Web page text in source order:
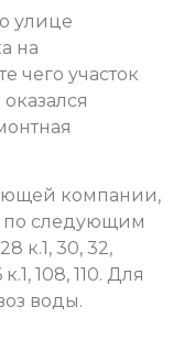
улице
на
чего участок
компании,
по следующим
к.1, 30, 32,
108, 110. Для
воды.